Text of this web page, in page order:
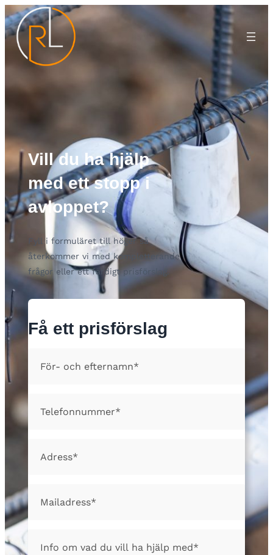
Vill du ha hjälp
med ett stopp i
avloppet?
Fyll i formuläret till höger så
återkommer vi med kompletterande
frågor eller ett färdigt prisförslag.
Få ett prisförslag